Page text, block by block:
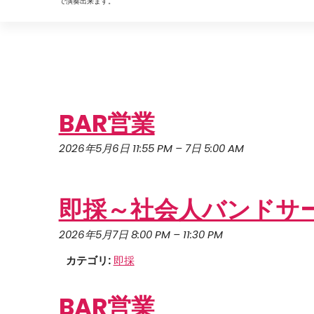
BAR営業
2026年5月6日 11:55 PM– 7日 5:00 AM
即採～社会人バンドサ
2026年5月7日 8:00 PM– 11:30 PM
カテゴリ: 即採